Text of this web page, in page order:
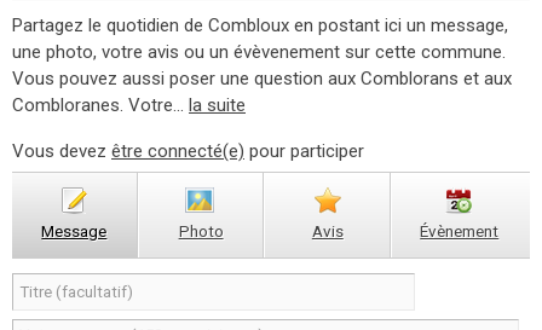
Partagez le quotidien de Combloux en postant ici un message,
une photo, votre avis ou un évèvenement sur cette commune.
Vous pouvez aussi poser une question aux Comblorans et aux
Combloranes. Votre... la suite
Vous devez être connecté(e) pour participer
Message Photo Avis Évènement